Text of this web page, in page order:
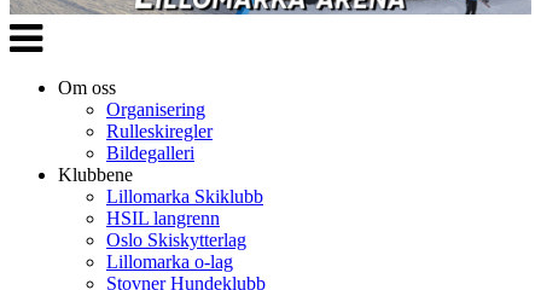
Veksle
navigasjon
Om oss
Organisering
Rulleskiregler
Bildegalleri
Klubbene
Lillomarka Skiklubb
HSIL langrenn
Oslo Skiskytterlag
Lillomarka o-lag
Stovner Hundeklubb